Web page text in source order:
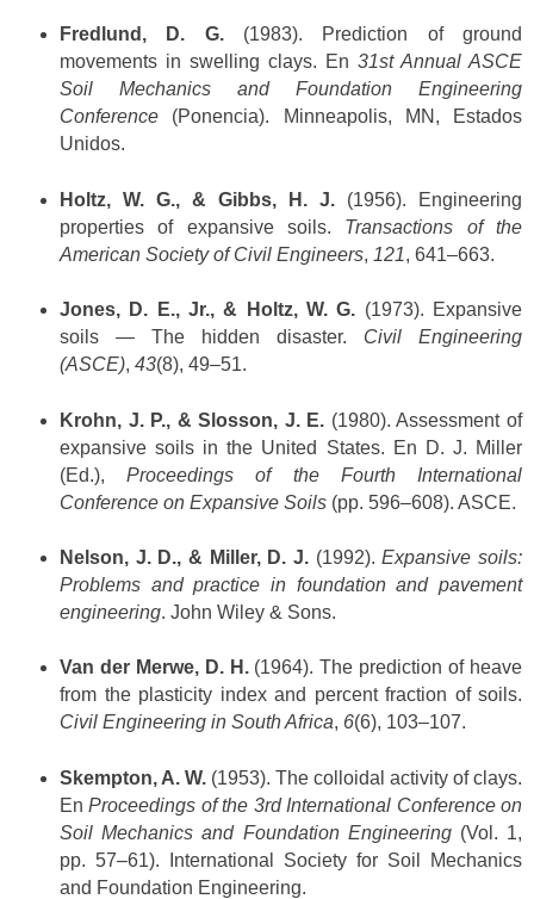
Fredlund, D. G.(1983). Prediction of ground
movements in swelling clays. En 31st Annual ASCE
Soil Mechanics and Foundation Engineering
Conference (Ponencia). Minneapolis, MN, Estados
Unidos.
Holtz, W. G., & Gibbs, H. J. (1956). Engineering
properties of expansive soils. Transactions of the
American Society of Civil Engineers, 121, 641–663.
Jones, D. E., Jr., & Holtz, W. G. (1973). Expansive
soils — The hidden disaster. Civil Engineering
(ASCE), 43(8), 49–51.
Krohn, J. P., & Slosson, J. E. (1980). Assessment of
expansive soils in the United States. En D. J. Miller
(Ed.),Proceedings of the Fourth International
Conference on Expansive Soils (pp. 596–608). ASCE.
Nelson, J. D., & Miller, D. J. (1992).Expansive soils:
Problems and practice in foundation and pavement
engineering. John Wiley & Sons.
Van der Merwe, D. H.(1964). The prediction of heave
from the plasticity index and percent fraction of soils.
Civil Engineering in South Africa, 6(6), 103–107.
Skempton, A. W. (1953). The colloidal activity of clays.
EnProceedings of the 3rd International Conference on
Soil Mechanics and Foundation Engineering(Vol. 1,
pp. 57–61). International Society for Soil Mechanics
and Foundation Engineering.